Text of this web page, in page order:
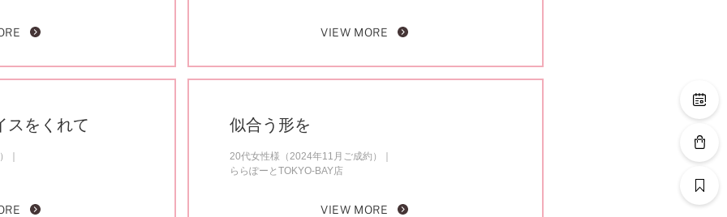
VIEW MORE
スをくれて 似合う形を
20代女性様（2024年11月ご成約）
ららぽーとTOKYO-BAY店
VIEW MORE